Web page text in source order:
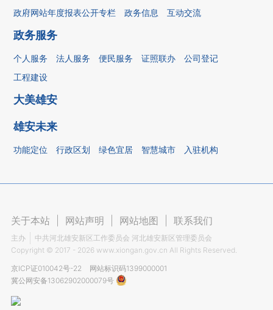
政府网站年度报表公开专栏
政务信息 互动交流
政务服务
个人服务 法人服务 便民服务 证照联办
公司登记
工程建设
大美雄安
雄安未来
功能定位 行政区划 绿色宜居 智慧城市 入驻机构
关于本站 网站声明 网站地图 联系我们
主办
中共河北雄安新区工作委员会 河北雄安新区管理委员会
Copyright © 2017 - 2026 www.xiongan.gov.cn All Rights Reserved.
京ICP证010042号-22
网站标识码1399000001
冀公网安备13062902000079号